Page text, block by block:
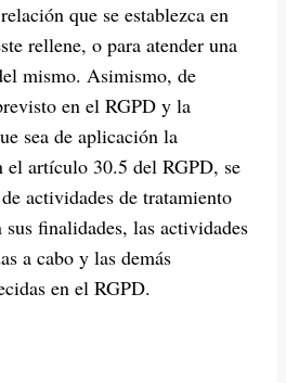
que se establezca en
rellene, o para atender una
mismo. Asimismo, de
en el RGPD y la
sea de aplicación la
el artículo 30.5 del RGPD, se
actividades de tratamiento
sus finalidades, las actividades
a cabo y las demás
en el RGPD.